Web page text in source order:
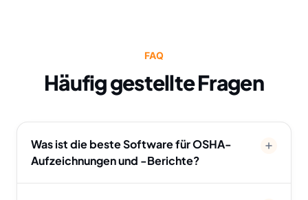
FAQ
Häufig gestellte Fragen
Was ist die beste Software für OSHA-
Aufzeichnungen und -Berichte?